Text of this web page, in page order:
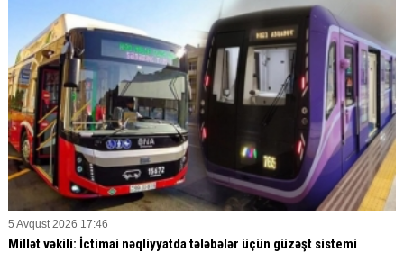
5 Avqust 2026 17:46
Millət vəkili: İctimai nəqliyyatda tələbələr üçün güzəşt sistemi